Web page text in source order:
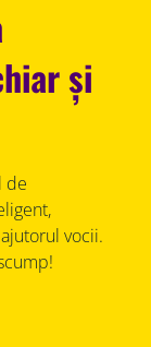
și
de
vocii.